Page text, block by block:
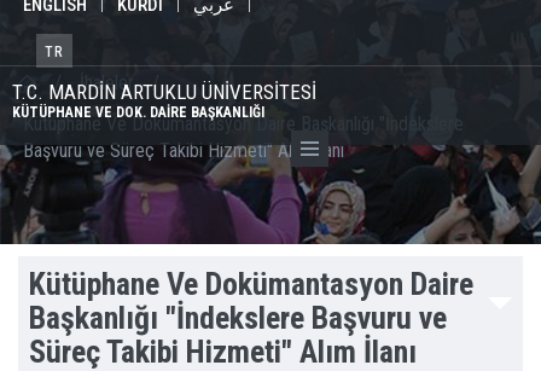
ENGLISH | KURDÎ | عربي |
TR
T.C. MARDİN ARTUKLU ÜNİVERSİTESİ
KÜTÜPHANE VE DOK. DAİRE BAŞKANLIĞI
/ İhaleler
/
Kütüphane Ve Dokümantasyon Daire Başkanlığı "İndekslere
Başvuru ve Süreç Takibi Hizmeti" Alım İlanı
Kütüphane Ve Dokümantasyon Daire
Başkanlığı "İndekslere Başvuru ve
Süreç Takibi Hizmeti" Alım İlanı